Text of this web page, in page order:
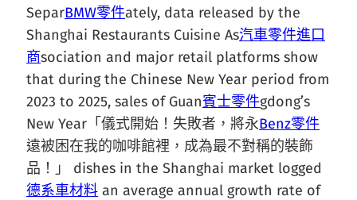
SeparBMW零件ately, data released by the
Shanghai Restaurants Cuisine As汽車零件進口
商sociation and major retail platforms show
that during the Chinese New Year period from
2023 to 2025, sales of Guan賓士零件gdong’s
New Year「儀式開始！失敗者，將永Benz零件
遠被困在我的咖啡館裡，成為最不對稱的裝飾
品！」 dishes in the Shanghai market logged
德系車材料 an average annual growth rate of